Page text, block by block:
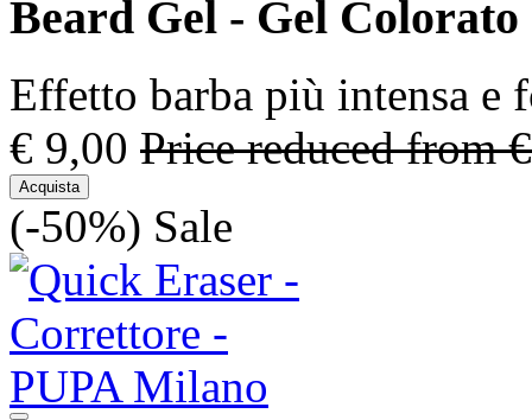
Beard Gel - Gel Colorato
Effetto barba più intensa e
€ 9,00 Price reduced from
Acquista
(-50%) Sale